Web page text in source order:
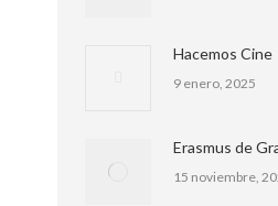
Hacemos Cine
9 enero, 2025
Erasmus de
15 noviembre,